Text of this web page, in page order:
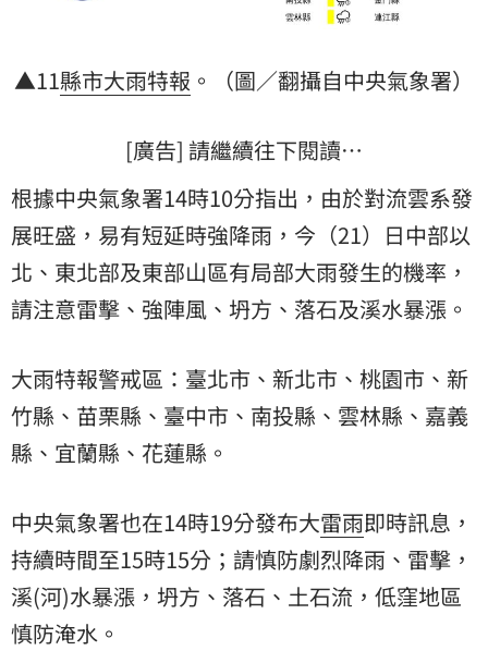
▲11縣市大雨特報 。（圖／翻攝自中央氣象署）
[廣告] 請繼續往下閱讀…
根據中央氣象署14時10分指出，由於對流雲系發
展旺盛，易有短延時強降雨，今（21）日中部以
北、東北部及東部山區有局部大雨發生的機率，
請注意雷擊、強陣風、坍方、落石及溪水暴漲。
大雨特報警戒區：臺北市、新北市、桃園市、新
竹縣、苗栗縣、臺中市、南投縣、雲林縣、嘉義
縣、宜蘭縣、花蓮縣。
中央氣象署也在14時19分發布大雷雨即時訊息，
持續時間至15時15分；請慎防劇烈降雨、雷擊，
溪(河)水暴漲，坍方、落石、土石流，低窪地區
慎防淹水。